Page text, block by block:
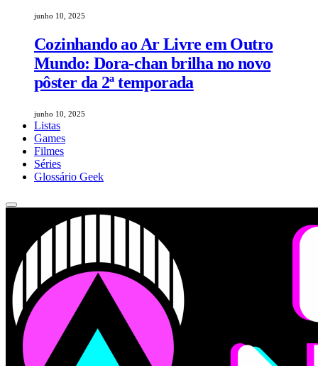
junho 10, 2025
Cozinhando ao Ar Livre em Outro
Mundo: Dora-chan brilha no novo
pôster da 2ª temporada
junho 10, 2025
Listas
Games
Filmes
Séries
Glossário Geek